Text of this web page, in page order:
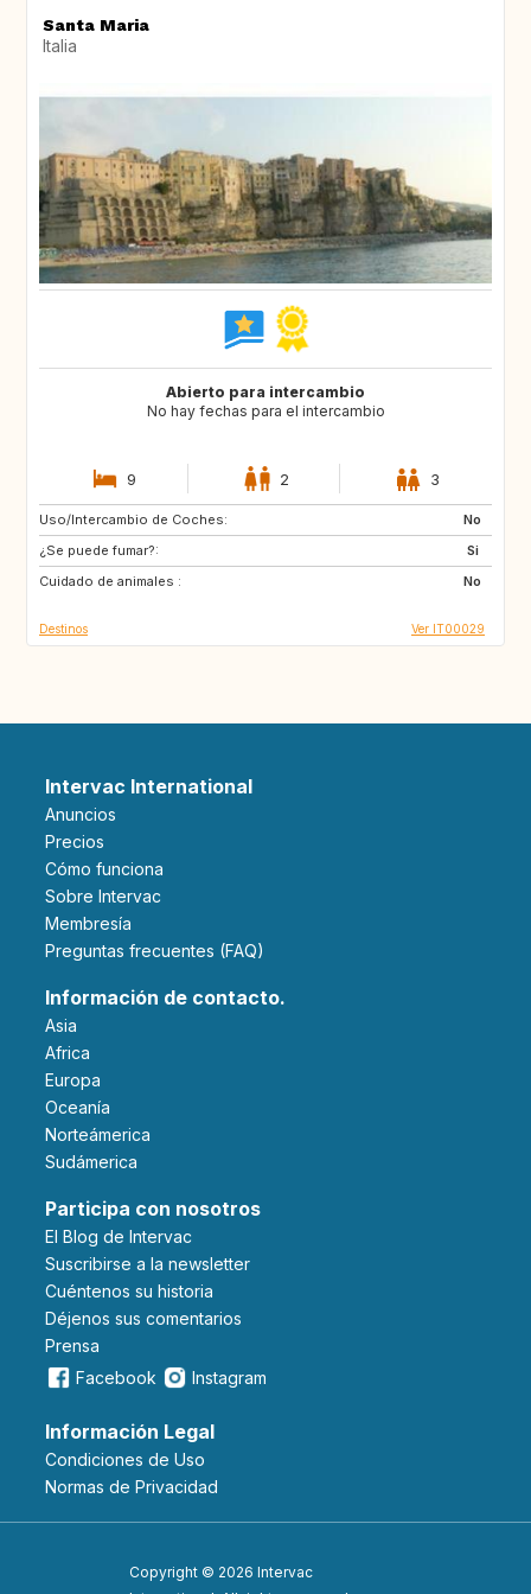
Santa Maria
Italia
Abierto para intercambio
No hay fechas para el intercambio
9 2 3
Uso/Intercambio de Coches:
No
¿Se puede fumar?:
Si
Cuidado de animales :
No
FR
US
US
Destinos Ver IT00029
Intervac International
Anuncios
Precios
Cómo funciona
Sobre Intervac
Membresía
Preguntas frecuentes (FAQ)
Información de contacto.
Asia
Africa
Europa
Oceanía
Norteámerica
Sudámerica
Participa con nosotros
El Blog de Intervac
Suscribirse a la newsletter
Cuéntenos su historia
Déjenos sus comentarios
Prensa
Facebook
Instagram
Información Legal
Condiciones de Uso
Normas de Privacidad
Copyright © 2026 Intervac